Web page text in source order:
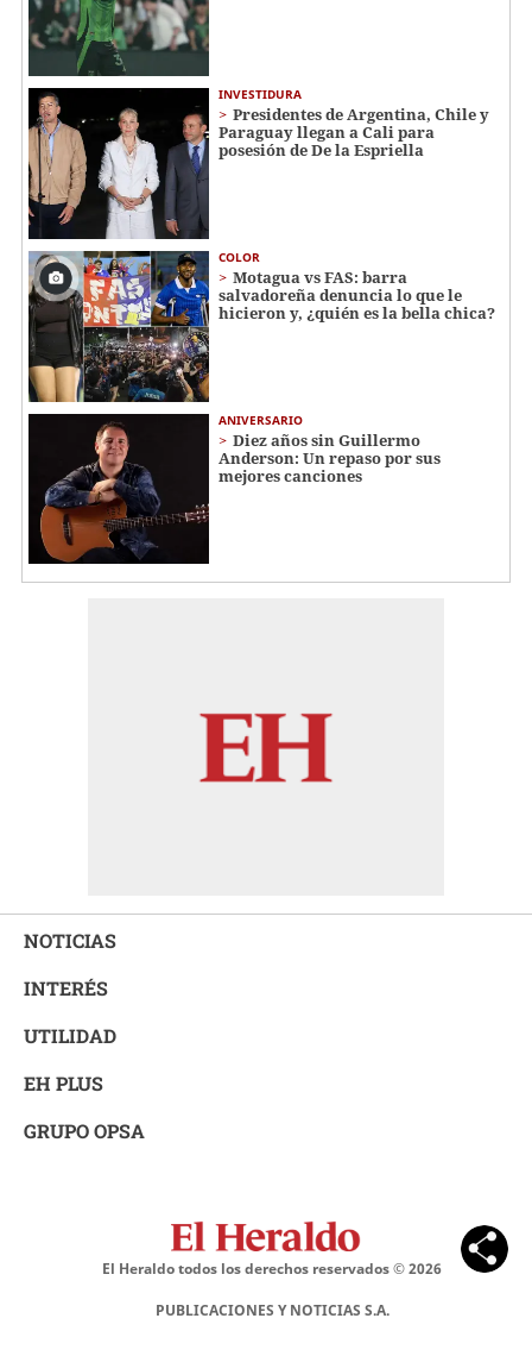
INVESTIDURA
Presidentes de Argentina, Chile y
Paraguay llegan a Cali para
posesión de De la Espriella
COLOR
Motagua vs FAS: barra
salvadoreña denuncia lo que le
hicieron y, ¿quién es la bella chica?
ANIVERSARIO
Diez años sin Guillermo
Anderson: Un repaso por sus
mejores canciones
NOTICIAS
INTERÉS
UTILIDAD
EH PLUS
GRUPO OPSA
El Heraldo todos los derechos reservados ©2026
PUBLICACIONES Y NOTICIAS S.A.